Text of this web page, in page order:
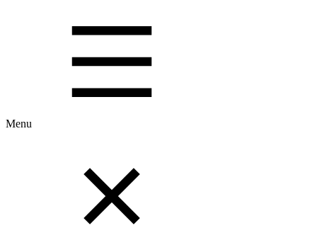
Menu